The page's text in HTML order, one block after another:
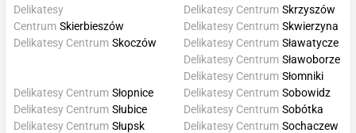
Delikatesy
Centrum Skierbieszów
Delikatesy Centrum Skoczów
Delikatesy Centrum Skrzyszów
Delikatesy Centrum Skwierzyna
Delikatesy Centrum Sławatycze
Delikatesy Centrum Sławoborze
Delikatesy Centrum Słomniki
Delikatesy Centrum Słopnice
Delikatesy Centrum Słubice
Delikatesy Centrum Słupsk
Delikatesy Centrum Sobowidz
Delikatesy Centrum Sobótka
Delikatesy Centrum Sochaczew